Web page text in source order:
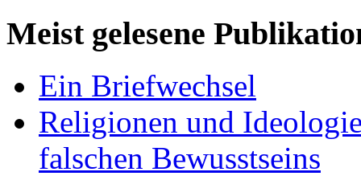
Meist gelesene
Ein Briefwechsel
Religionen und
falschen Bewusstseins